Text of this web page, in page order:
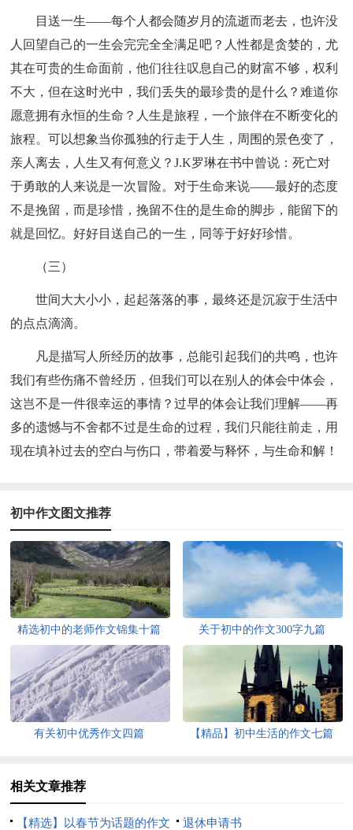
目送一生——每个人都会随岁月的流逝而老去，也许没
人回望自己的一生会完完全全满足吧？人性都是贪婪的，尤
其在可贵的生命面前，他们往往叹息自己的财富不够，权利
不大，但在这时光中，我们丢失的最珍贵的是什么？难道你
愿意拥有永恒的生命？人生是旅程，一个旅伴在不断变化的
旅程。可以想象当你孤独的行走于人生，周围的景色变了，
亲人离去，人生又有何意义？J.K罗琳在书中曾说：死亡对
于勇敢的人来说是一次冒险。对于生命来说——最好的态度
不是挽留，而是珍惜，挽留不住的是生命的脚步，能留下的
就是回忆。好好目送自己的一生，同等于好好珍惜。
（三）
世间大大小小，起起落落的事，最终还是沉寂于生活中
的点点滴滴。
凡是描写人所经历的故事，总能引起我们的共鸣，也许
我们有些伤痛不曾经历，但我们可以在别人的体会中体会，
这岂不是一件很幸运的事情？过早的体会让我们理解——再
多的遗憾与不舍都不过是生命的过程，我们只能往前走，用
现在填补过去的空白与伤口，带着爱与释怀，与生命和解！
初中作文图文推荐
精选初中的老师作文锦集十篇 关于初中的作文300字九篇
有关初中优秀作文四篇 【精品】初中生活的作文七篇
相关文章推荐
【精选】以春节为话题的作文
退休申请书